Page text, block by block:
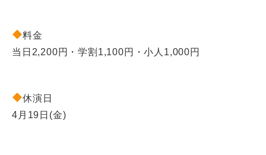
料金
当日2,200円・学割1,100円・小人1,000円
休演日
4月19日(金)